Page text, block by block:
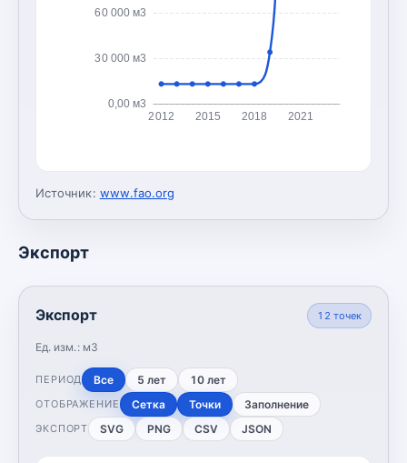
0,00 м3
30 000 м3
60 000 м3
2012 2015 2018 2021
Источник: www.fao.org
Экспорт
Экспорт
Ед. изм.: м3
12 точек
ПЕРИОД Все 5 лет 10 лет
ОТОБРАЖЕНИЕ Сетка Точки Заполнение
ЭКСПОРТ SVG PNG CSV JSON